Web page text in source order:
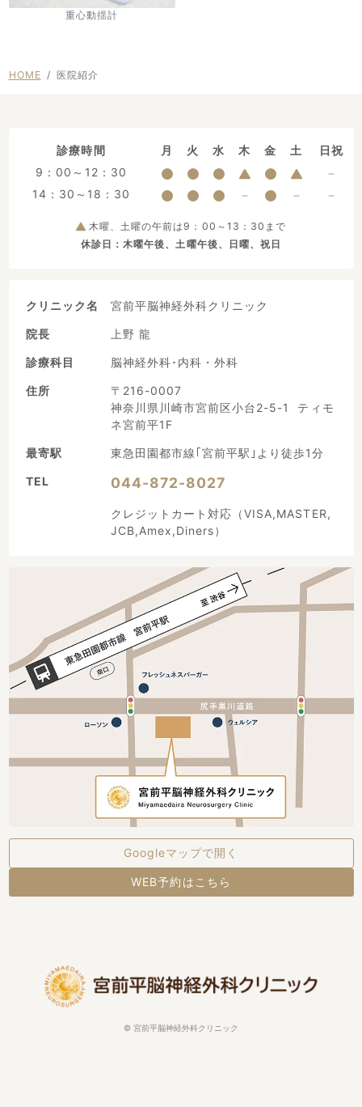
重心動揺計
HOME 医院紹介
木曜、土曜の午前は9：00～13：30まで
休診日：木曜午後、土曜午後、日曜、祝日
診療時間 月 火 水 木 金 土
日祝
9：00～12：30
14：30～18：30
クリニック名 宮前平脳神経外科クリニック
院長 上野 龍
診療科目 脳神経外科･内科・外科
住所
〒216-0007
神奈川県川崎市宮前区小台2-5-1 ティモ
ネ宮前平1F
最寄駅 東急田園都市線｢宮前平駅｣より徒歩1分
TEL 044-872-8027
クレジットカート対応（VISA,MASTER,
JCB,Amex,Diners）
Googleマップで開く
WEB予約はこちら
© 宮前平脳神経外科クリニック